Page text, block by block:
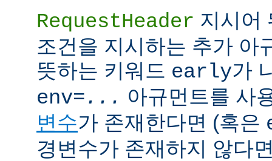
RequestHeader 지시어
조건을 지시하는 추가 아
뜻하는 키워드 early가
env=... 아규먼트를 사
변수가 존재한다면 (혹은
경변수가 존재하지 않다